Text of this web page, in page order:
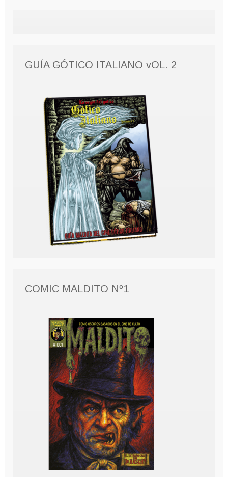
GUÍA GÓTICO ITALIANO vOL. 2
COMIC MALDITO Nº1